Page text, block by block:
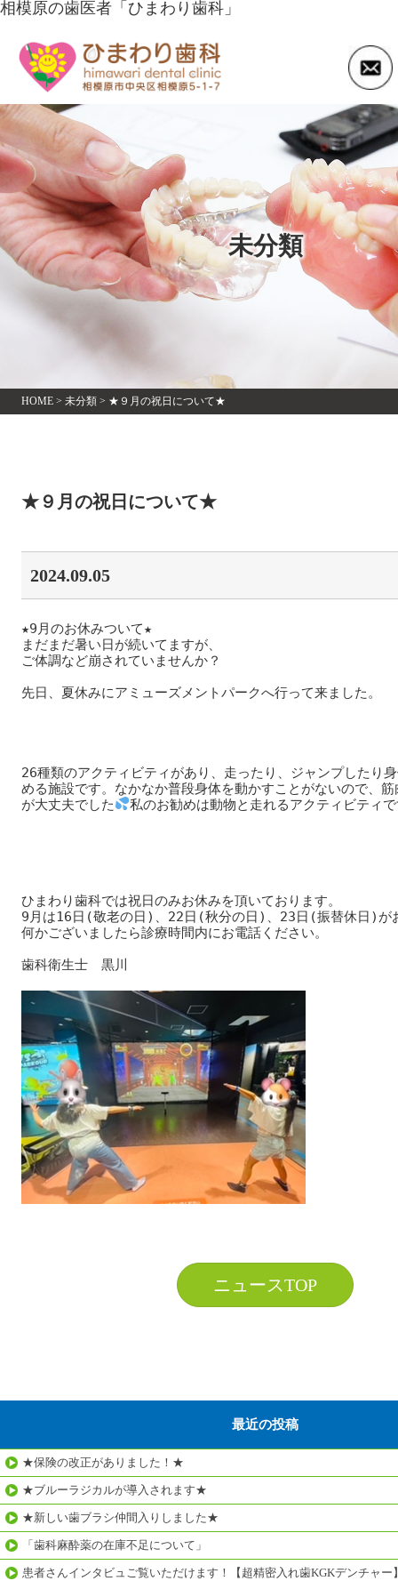
相模原の歯医者「ひまわり歯科」
未分類
HOME> 未分類> ★９月の祝日について★
★９月の祝日について★
2024.09.05
★9月のお休みついて★
まだまだ暑い日が続いてますが、
ご体調など崩されていませんか？
先日、夏休みにアミューズメントパークへ行って来ました。
26種類のアクティビティがあり、走ったり、ジャンプしたり
める施設です。なかなか普段身体を動かすことがないので、
が大丈夫でした
私のお勧めは動物と走れるアクティビティ
ひまわり歯科では祝日のみお休みを頂いております。
9月は16日(敬老の日)、22日(秋分の日)、23日(振替休日)が
何かございましたら診療時間内にお電話ください。
歯科衛生士　黒川
ニュースTOP
最近の投稿
★保険の改正がありました！★
★ブルーラジカルが導入されます★
★新しい歯ブラシ仲間入りしました★
「歯科麻酔薬の在庫不足について」
患者さんインタビュご覧いただけます！【超精密入れ歯KGKデンチャー